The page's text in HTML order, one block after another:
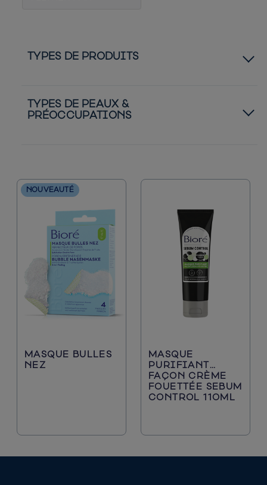
TYPES DE PRODUITS
TYPES DE PEAUX &
PRÉOCCUPATIONS
Peau normale à grasse
NOUVEAUTÉ
MASQUE BULLES
NEZ
MASQUE
PURIFIANT
FAÇON CRÈME
FOUETTÉE SEBUM
CONTROL 110ML